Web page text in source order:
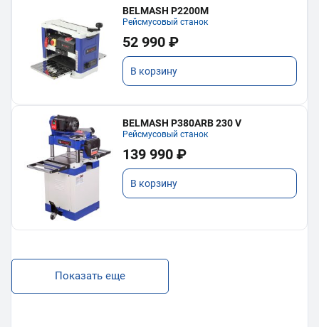
BELMASH P2200M
Рейсмусовый станок
52 990 ₽
В корзину
BELMASH P380ARB 230 V
Рейсмусовый станок
139 990 ₽
В корзину
Показать еще